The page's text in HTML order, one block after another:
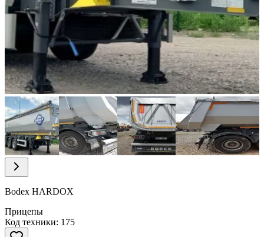
Item
1
of
14
Item
14
Bodex HARDOX
Прицепы
Код техники: 175